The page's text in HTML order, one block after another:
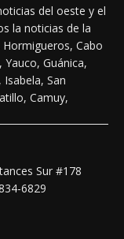
del oeste y el
la noticias de la
Cabo
Yauco, Guánica,
San
Camuy,
Sur #178
6829